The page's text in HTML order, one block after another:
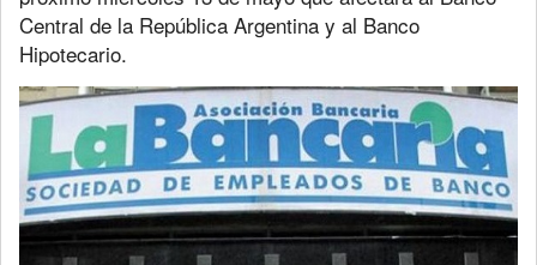
Central de la República Argentina y al Banco
Hipotecario.
Previous Next